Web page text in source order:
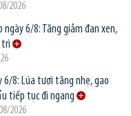
2026
ngày 6/8: Tăng giảm đan xen,
6/8: Lúa tươi tăng nhẹ, gạo
tiếp tục đi ngang
2026